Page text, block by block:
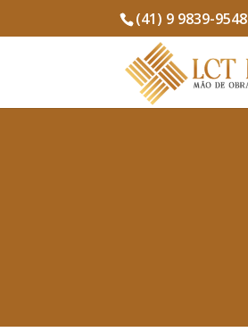
(41) 9 9839-9548